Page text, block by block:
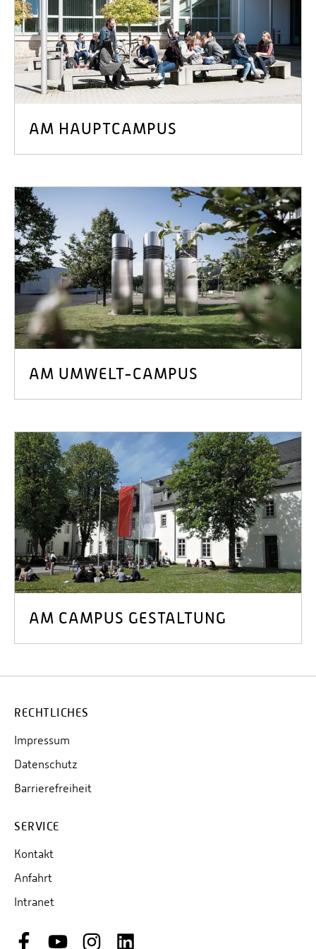
Personalvertretungen
Schwerbehindertenvertretungen
Informationssicherheit
Personalentwicklung
Personensuche
AM HAUPTCAMPUS
AM UMWELT-CAMPUS
AM CAMPUS GESTALTUNG
RECHTLICHES
Impressum
Datenschutz
Barrierefreiheit
SERVICE
Kontakt
Anfahrt
Intranet